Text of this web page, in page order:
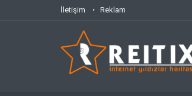
İletişim Reklam